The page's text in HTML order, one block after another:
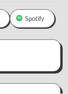
Spotify